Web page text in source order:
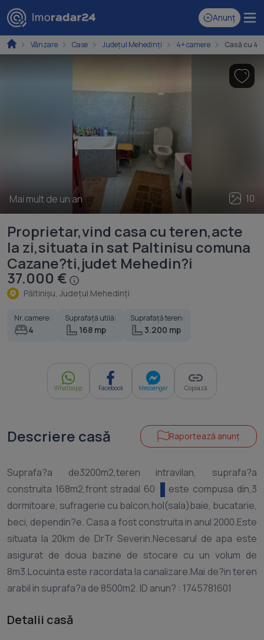
Anunț
Vânzare Case Județul Mehedinți 4+ camere Casă cu 4
Mai mult de un an 10
Proprietar,vind casa cu teren,acte
la zi,situata in sat Paltinisu comuna
Cazane?ti,judet Mehedin?i
37.000 €
Păltinişu, Judeţul Mehedinţi
Nr. camere:
4
Suprafață utilă:
168 mp
Suprafață teren:
3.200 mp
Whatsapp Facebook Messenger Copiază
Descriere casă Raportează anunț
Suprafa?a de3200m2,teren intravilan, suprafa?a
construita 168m2,front stradal 60
este compusa din,3
dormitoare, sufragerie cu balcon,hol(sala)baie, bucatarie,
beci, dependin?e. Casa a fost construita in anul 2000.Este
situata la 20km de DrTr Severin.Necesarul de apa este
asigurat de doua bazine de stocare cu un volum de
8m3.Locuinta este racordata la canalizare.Mai de?in teren
Detalii casă